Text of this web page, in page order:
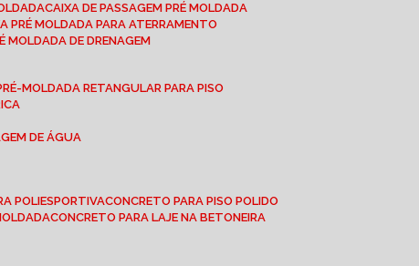
CAIXA DE PASSAGEM PRÉ MOLDADA
PRÉ MOLDADA PARA ATERRAMENTO
MOLDADA DE DRENAGEM
MOLDADA RETANGULAR PARA PISO
DE ÁGUA
POLIESPORTIVA
CONCRETO PARA PISO POLIDO
CONCRETO PARA LAJE NA BETONEIRA